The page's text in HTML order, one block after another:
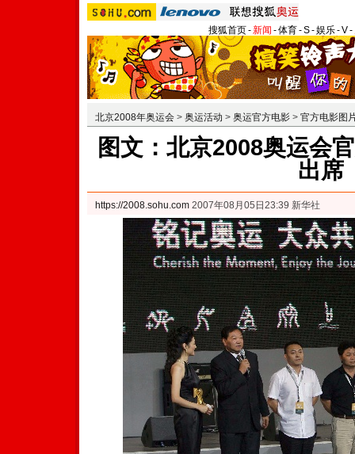
搜狐首页-新闻 -体育-S-娱乐-V-
北京2008年奥运会 > 奥运活动 > 奥运官方电影 > 官方电影图
图文：北京2008奥运会
出席
https://2008.sohu.com 2007年08月05日23:39 新华社